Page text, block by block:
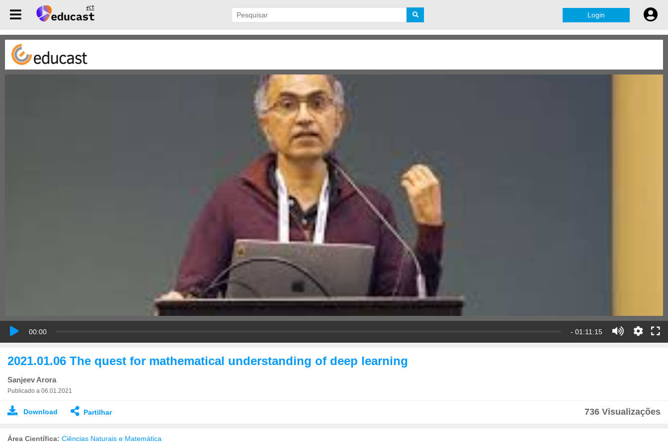
Login
00:00 - 01:11:15
2021.01.06 The quest for mathematical understanding of deep learning
Sanjeev Arora
Publicado a 06.01.2021
Download Partilhar 736 Visualizações
Área Científica: Ciências Naturais e Matemática